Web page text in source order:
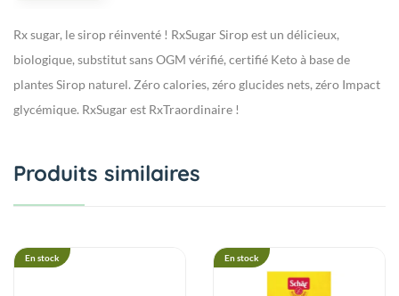
Rx sugar, le sirop réinventé ! RxSugar Sirop est un délicieux,
biologique, substitut sans OGM vérifié, certifié Keto à base de
plantes Sirop naturel. Zéro calories, zéro glucides nets, zéro Impact
glycémique. RxSugar est RxTraordinaire !
Produits similaires
En stock En stock